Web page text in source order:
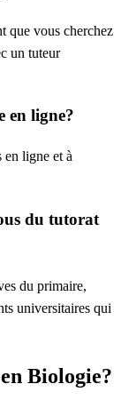
que vous cherchez
un tuteur
en ligne?
ligne et à
du tutorat
du primaire,
universitaires qui
Biologie?